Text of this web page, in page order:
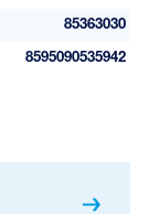
85363030
8595090535942